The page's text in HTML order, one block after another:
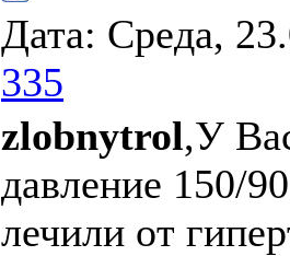
Дата: Среда,
335
zlobnytrol,У
давление 150/
лечили от